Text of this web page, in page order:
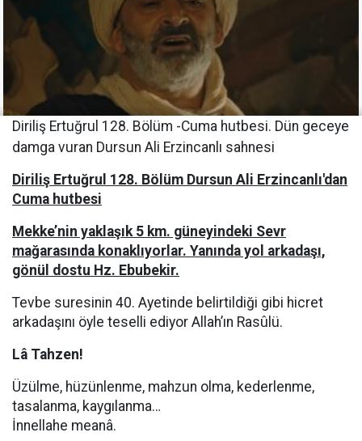
Diriliş Ertuğrul 128. Bölüm -Cuma hutbesi. Dün geceye
damga vuran Dursun Ali Erzincanlı sahnesi
Diriliş Ertuğrul 128. Bölüm Dursun Ali Erzincanlı'dan
Cuma hutbesi
Mekke’nin yaklaşık 5 km. güneyindeki Sevr
mağarasında konaklıyorlar. Yanında yol arkadaşı,
gönül dostu Hz. Ebubekir.
Tevbe suresinin 40. Ayetinde belirtildiği gibi hicret
arkadaşını öyle teselli ediyor Allah’ın Rasûlü.
Lâ Tahzen!
Üzülme, hüzünlenme, mahzun olma, kederlenme,
tasalanma, kaygılanma…
İnnellahe meanâ.